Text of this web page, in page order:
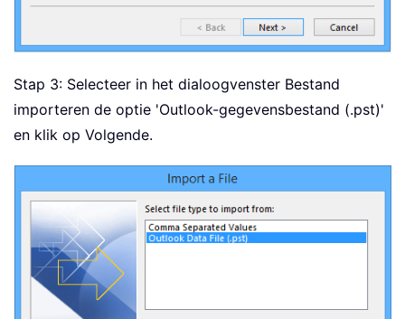
Stap 3: Selecteer in het dialoogvenster Bestand
importeren de optie 'Outlook-gegevensbestand (.pst)'
en klik op Volgende.